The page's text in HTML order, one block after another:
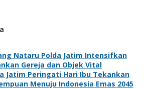
Nataru Polda Jatim Intensifkan
Gereja dan Objek Vital
Jatim Peringati Hari Ibu Tekankan
Menuju Indonesia Emas 2045